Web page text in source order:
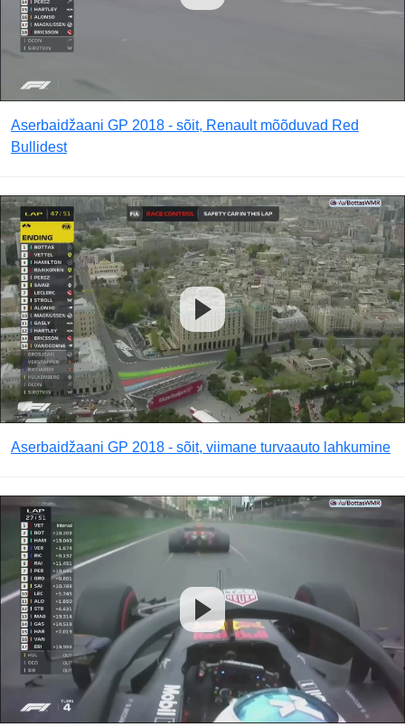
Aserbaidžaani GP 2018 - sõit, Renault mõõduvad Red
Bullidest
Aserbaidžaani GP 2018 - sõit, viimane turvaauto lahkumine